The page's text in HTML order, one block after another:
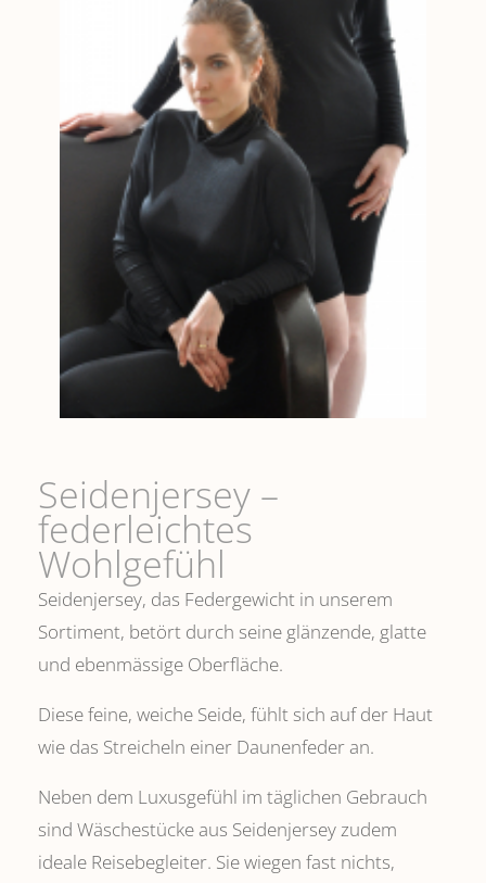
Seidenjersey –
federleichtes
Wohlgefühl
Seidenjersey, das Federgewicht in unserem
Sortiment, betört durch seine glänzende, glatte
und ebenmässige Oberfläche.
Diese feine, weiche Seide, fühlt sich auf der Haut
wie das Streicheln einer Daunenfeder an.
Neben dem Luxusgefühl im täglichen Gebrauch
sind Wäschestücke aus Seidenjersey zudem
ideale Reisebegleiter. Sie wiegen fast nichts,